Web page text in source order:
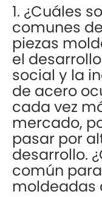
1. ¿Cuáles
comunes
piezas
el
social y la
de acero
cada vez
mercado,
pasar por
desarrollo.
común
moldeadas